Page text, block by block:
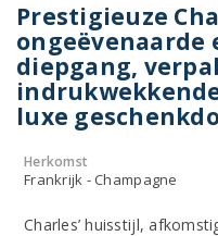
Prestigieuze
ongeëvenaarde
diepgang,
luxe
Herkomst
Frankrijk - Champagne
Charles’ huisstijl,